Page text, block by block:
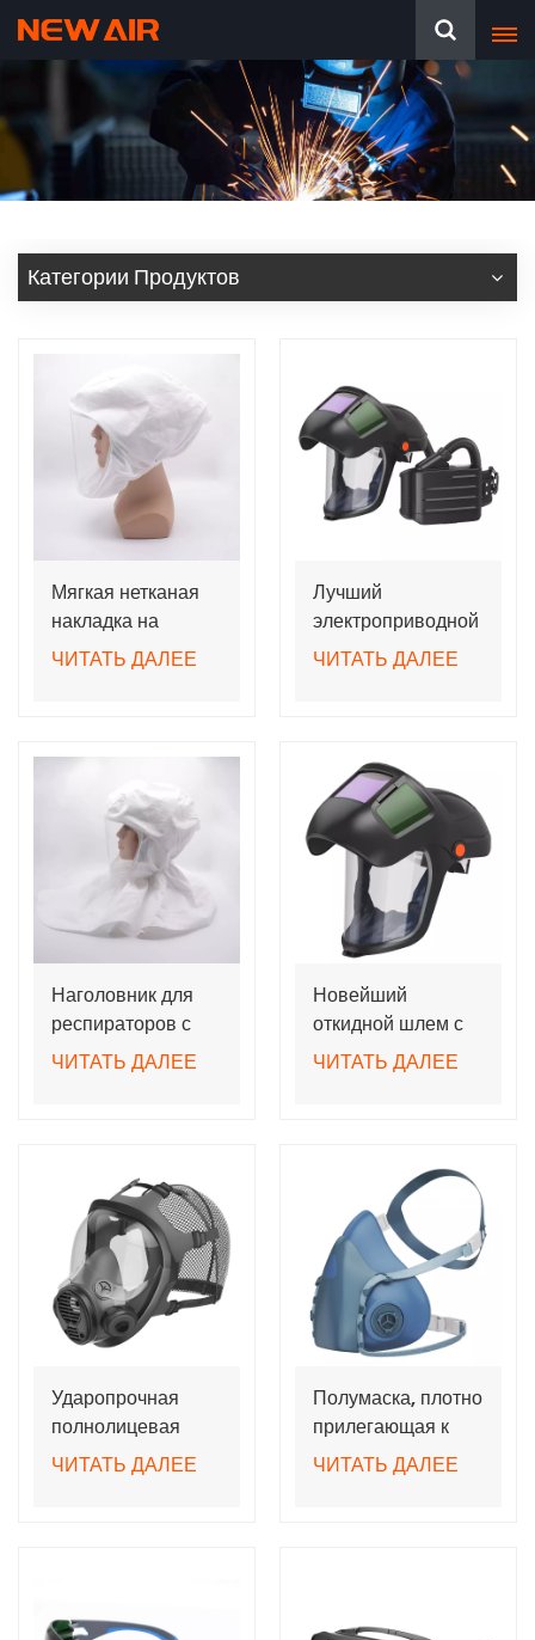
Категории Продуктов
Мягкая нетканая
накладка на
голову для
респираторов TH3
шлангом.
ЧИТАТЬ ДАЛЕЕ
Лучший
электроприводной
респиратор с
функцией очистки
шлемами с
функцией
автоматического
затемнения
ЧИТАТЬ ДАЛЕЕ
Наголовник для
респираторов с
принудительной
подачей воздуха
ЧИТАТЬ ДАЛЕЕ
Новейший
откидной шлем с
автоматическим
затемнением для
очисткой воздуха
ЧИТАТЬ ДАЛЕЕ
Ударопрочная
полнолицевая
маска с мягким
силиконовым
ЧИТАТЬ ДАЛЕЕ
Полумаска, плотно
прилегающая к
лицу, для защиты
органов дыхания.
ЧИТАТЬ ДАЛЕЕ